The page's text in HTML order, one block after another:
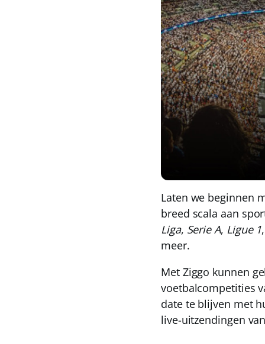
Laten we beginnen
breed scala aan
Liga, Serie A, Ligue 1
meer.
Met Ziggo kunnen
voetbalcompetities
date te blijven met
live-uitzendingen